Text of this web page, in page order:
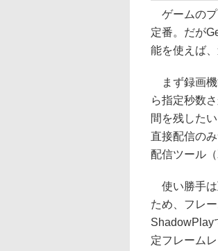
ゲームのプ
定番。だが
能を使えば
まず録画機
ら指定秒数
間を残した
直接配信の
配信ツール
使い勝手は
ため、フレ
ShadowPlay
定フレーム